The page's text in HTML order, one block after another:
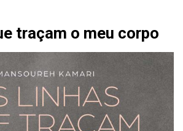
traçam o meu corpo